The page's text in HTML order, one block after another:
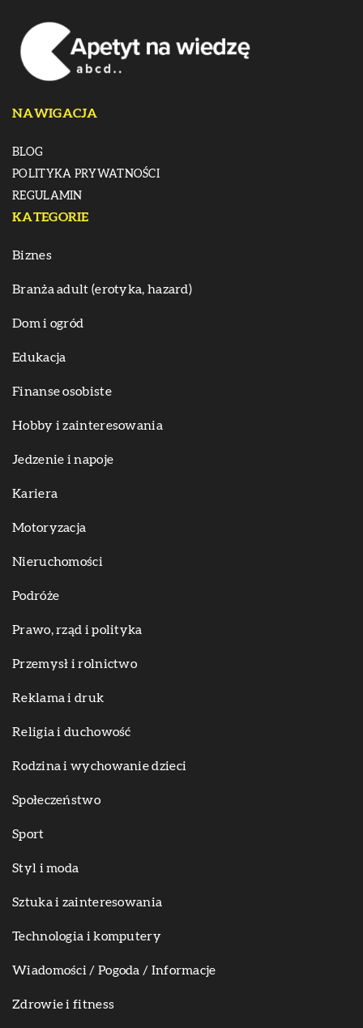
NAWIGACJA
BLOG
POLITYKA PRYWATNOŚCI
REGULAMIN
KATEGORIE
Biznes
Branża adult (erotyka, hazard)
Dom i ogród
Edukacja
Finanse osobiste
Hobby i zainteresowania
Jedzenie i napoje
Kariera
Motoryzacja
Nieruchomości
Podróże
Prawo, rząd i polityka
Przemysł i rolnictwo
Reklama i druk
Religia i duchowość
Rodzina i wychowanie dzieci
Społeczeństwo
Sport
Styl i moda
Sztuka i zainteresowania
Technologia i komputery
Wiadomości / Pogoda / Informacje
Zdrowie i fitness